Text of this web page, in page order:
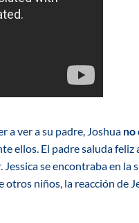
a ver a su padre, Joshua no
ellos. El padre saluda
se encontraba en
niños, la reacción de